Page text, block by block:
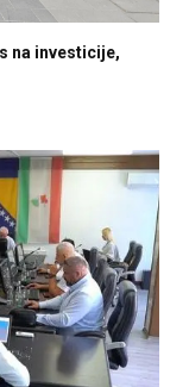
na investicije,